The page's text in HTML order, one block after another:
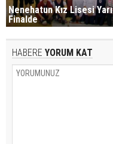
Nenehatun Kız Lisesi Yarı
Finalde
HABERE YORUM KAT